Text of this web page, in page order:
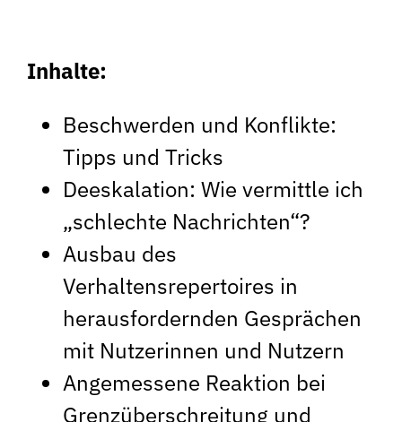
Inhalte:
Beschwerden und Konflikte:
Tipps und Tricks
Deeskalation: Wie vermittle ich
„schlechte Nachrichten“?
Ausbau des
Verhaltensrepertoires in
herausfordernden Gesprächen
mit Nutzerinnen und Nutzern
Angemessene Reaktion bei
Grenzüberschreitung und